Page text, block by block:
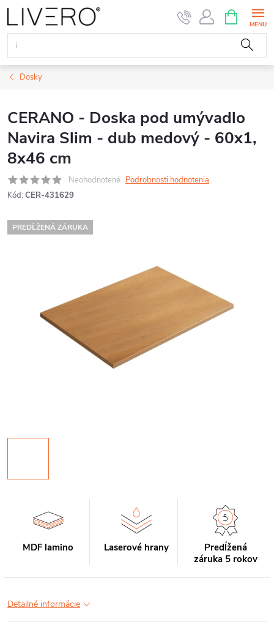
Prejsť
na
obsah
KOŠÍK
Dosky
CERANO - Doska pod umývadlo
Navira Slim - dub medový - 60x1,
8x46 cm
Neohodnotené Podrobnosti hodnotenia
Kód: CER-431629
PREDĹŽENÁ ZÁRUKA
MDF lamino Laserové hrany
Predĺžená
záruka 5 rokov
Detailné informácie